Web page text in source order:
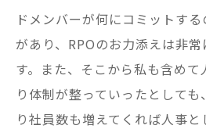
ドメンバーが何にコミットす
があり、RPOのお力添えは非
す。また、そこから私も含め
り体制が整っていったとして
り社員数も増えてくれば人事